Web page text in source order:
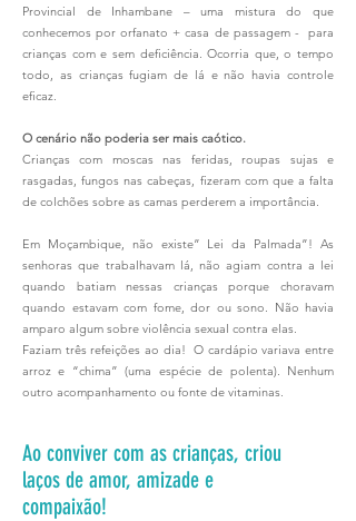
Provincial de Inhambane – uma mistura do que
conhecemos por orfanato + casa de passagem - para
crianças com e sem deficiência. Ocorria que, o tempo
todo, as crianças fugiam de lá e não havia controle
eficaz.
O cenário não poderia ser mais caótico.
Crianças com moscas nas feridas, roupas sujas e
rasgadas, fungos nas cabeças, fizeram com que a falta
de colchões sobre as camas perderem a importância.
Em Moçambique, não existe” Lei da Palmada”! As
senhoras que trabalhavam lá, não agiam contra a lei
quando batiam nessas crianças porque choravam
quando estavam com fome, dor ou sono. Não havia
amparo algum sobre violência sexual contra elas.
Faziam três refeições ao dia! O cardápio variava entre
arroz e “chima” (uma espécie de polenta). Nenhum
outro acompanhamento ou fonte de vitaminas.
Ao conviver com as crianças, criou
laços de amor, amizade e
compaixão!